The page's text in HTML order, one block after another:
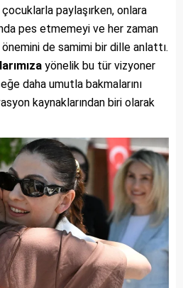
paylaşırken, onlara
pes etmemeyi ve her zaman
de samimi bir dille anlattı.
yönelik bu tür vizyoner
daha umutla bakmalarını
kaynaklarından biri olarak